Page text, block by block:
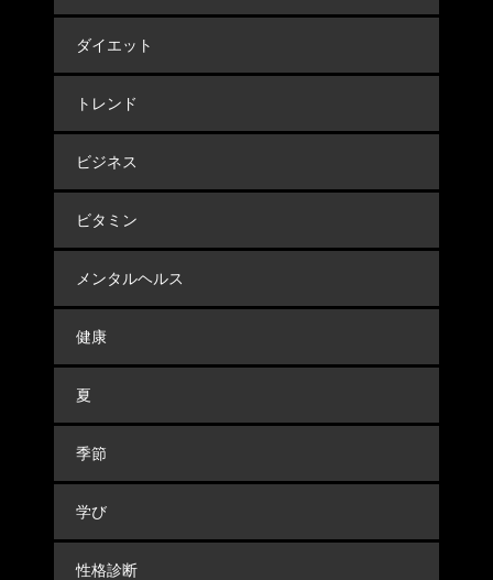
ダイエット
トレンド
ビジネス
ビタミン
メンタルヘルス
健康
夏
季節
学び
性格診断